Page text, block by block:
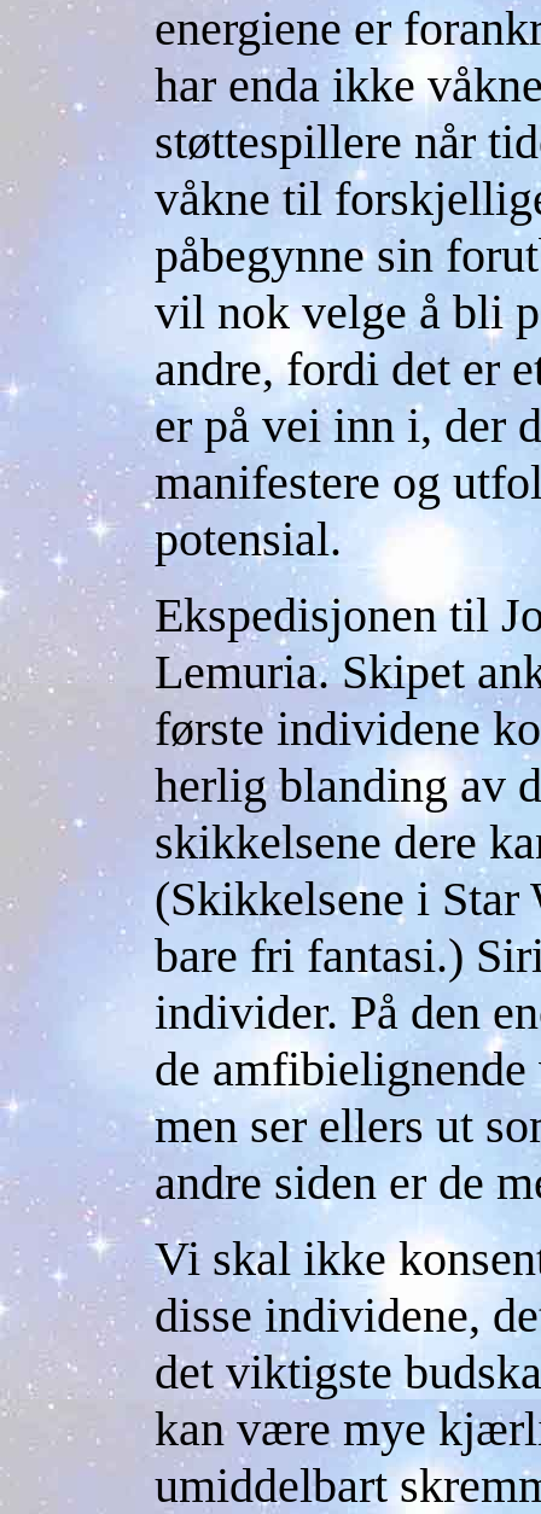
energiene er
har enda ikke
støttespillere når
våkne til
påbegynne sin
vil nok velge å bli
andre, fordi det er
er på vei inn i, der
manifestere og
potensial.
Ekspedisjonen til
Lemuria. Skipet
første individene
herlig blanding av
skikkelsene dere
(Skikkelsene i Star
bare fri fantasi.)
individer. På den
de amfibielignende
men ser ellers ut
andre siden er de
Vi skal ikke
disse individene,
det viktigste
kan være mye
umiddelbart